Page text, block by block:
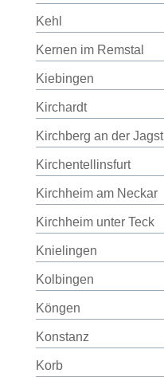
Kehl
Kernen im Remstal
Kiebingen
Kirchardt
Kirchberg an der Jagst
Kirchentellinsfurt
Kirchheim am Neckar
Kirchheim unter Teck
Knielingen
Kolbingen
Köngen
Konstanz
Korb